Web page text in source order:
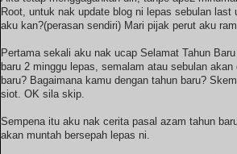
Root, untuk nak update blog ni lepas sebulan last
aku kan?(perasan sendiri) Mari pijak perut aku
Pertama sekali aku nak ucap Selamat Tahun
baru 2 minggu lepas, semalam atau sebulan
baru? Bagaimana kamu dengan tahun baru?
siot. OK sila skip.
Sempena itu aku nak cerita pasal azam tahun
akan muntah bersepah lepas ni.